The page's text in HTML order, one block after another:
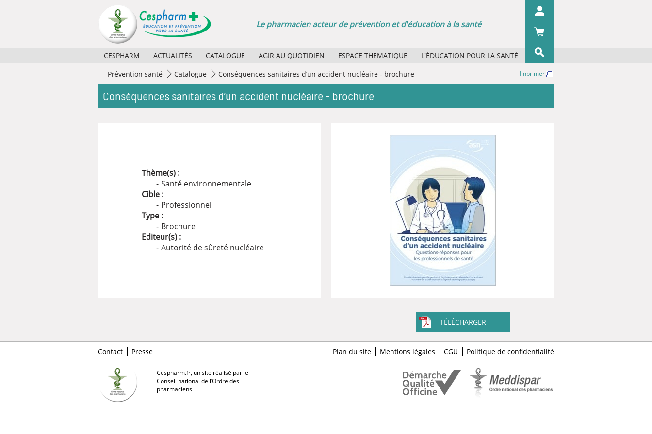
Le pharmacien acteur de prévention et d'éducation à la santé
CESPHARM
Missions
Activités
ACTUALITÉS
2026
2025
CATALOGUE
AGIR AU QUOTIDIEN
Sélection d'affiches papier
Agenda des manifestations
ESPACE THÉMATIQUE
L'ÉDUCATION POUR LA SANTÉ
Prévention santé Catalogue Conséquences sanitaires d’un accident nucléaire - brochure Imprimer
Conséquences sanitaires d’un accident nucléaire - brochure
Thème(s) :
Santé environnementale
Cible :
Professionnel
Type :
Brochure
Editeur(s) :
Autorité de sûreté nucléaire
TÉLÉCHARGER
Contact Presse Plan du site Mentions légales CGU Politique de confidentialité
Cespharm.fr, un site réalisé par le
Conseil national de l’Ordre des
pharmaciens